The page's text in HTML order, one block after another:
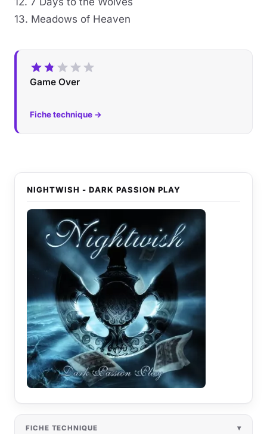
13. Meadows of Heaven
Game Over
Fiche technique →
NIGHTWISH - DARK PASSION PLAY
FICHE TECHNIQUE